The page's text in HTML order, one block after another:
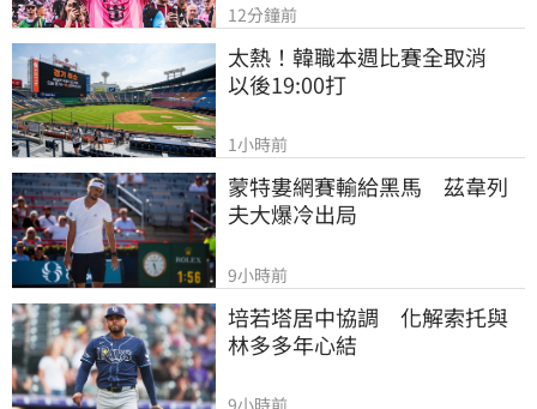
12分鐘前
太熱！韓職本週比賽全取消
以後19:00打
1小時前
蒙特婁網賽輸給黑馬　茲韋列
夫大爆冷出局
9小時前
培若塔居中協調　化解索托與
林多多年心結